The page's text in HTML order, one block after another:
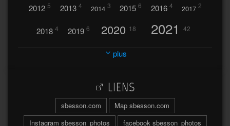
2012 5 2013 4 2014 3 2015 6 2016 4 2017 2
2018 4 2019 6 2020 18 2021 42
2023 32
2026
A travers l'hublot 17 Abländschen 3
plus
LIENS
sbesson.com
Map sbesson.com
Instagram sbesson_photos
facebook sbesson_photos